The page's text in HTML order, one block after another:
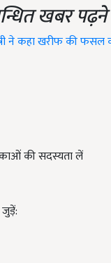
की सदस्यता लें
खबर
ने कहा खरीफ की फसल